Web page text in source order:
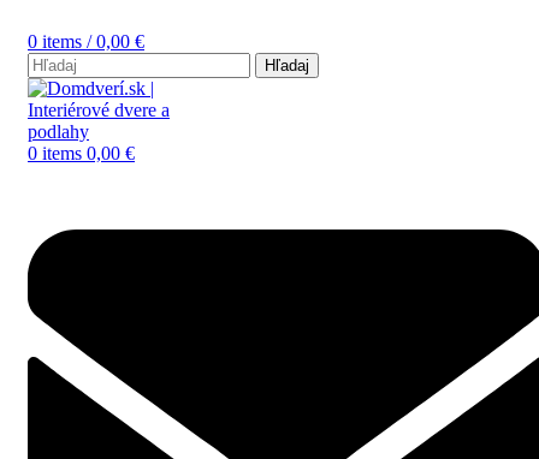
0 items / 0,00 €
Hľadaj
0 items 0,00 €